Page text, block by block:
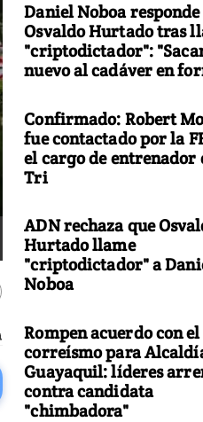
Daniel Noboa responde
Osvaldo Hurtado tras
"criptodictador":
nuevo al cadáver en
Confirmado: Robert
fue contactado por la
el cargo de entrenador
Tri
ADN rechaza que
Hurtado llame
"criptodictador" a
Noboa
Rompen acuerdo con el
correísmo para
Guayaquil: líderes
contra candidata
"chimbadora"